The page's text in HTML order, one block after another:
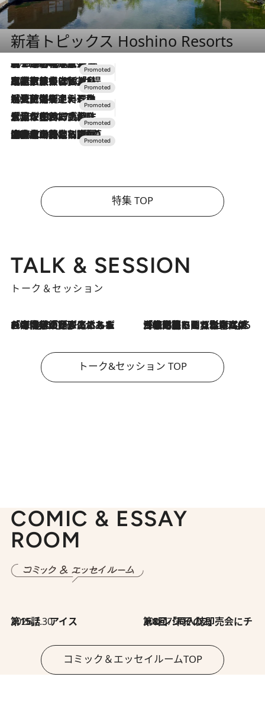
新着トピックス Hoshino Resorts
2026.8.7
【トンボの足水浴】ヒノキの香りに包まれて涼感マックス！約13℃の湧水かけ流しを避暑地「星野温泉 トンボの湯」で体験
2026.7.31
【ホテル帰省】という選択肢をOMOが提案。家族とほどよい距離を保つには「昼は実家、夜は気兼ねなくホテルで！」
2026.7.24
【夏限定ディナーコース】旬を迎える稚鮎や花ズッキーニなどをイタリア・トスカーナの郷土料理の手法で満喫！
2026.7.17
「土佐和ハーブかき氷」がOMO7高知に登場！生姜、山椒、大葉など目にも舌にも涼を呼ぶ郷土の味
2026.7.10
NEW OPEN！【界 草津】名湯の地に誕生。趣の異なる2種の温泉と上州ならではの会席・蕎麦割烹など美食を味わう究極の癒やし旅
特集 TOP
TALK & SESSION
トーク＆セッション
2026.8.3
「今後値上げがあるとすれば…」「リスクがあるのは今年の冬」エネルギー専門家が語る、ホルムズ海峡封鎖が家庭にもたらす“ある心配” 2026.8.3
「住宅建てられない…」「サーチャージ料の高値が続いている」ホルムズ海峡封鎖による影響はいつまで続く？《エネルギー専門家に聞く“どうなる日本の暮らし”》
トーク&セッション TOP
COMIC & ESSAY
ROOM
2026.7.30
第15話 アイス 2026.7.30
第8回「同人誌即売会にチャレンジ その2」
コミック＆エッセイルームTOP